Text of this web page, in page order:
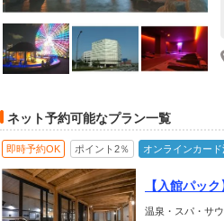
ネット予約可能なプラン一覧
即時予約OK ポイント2％ オンラインカー
【入館パッ
温泉・スパ・サ